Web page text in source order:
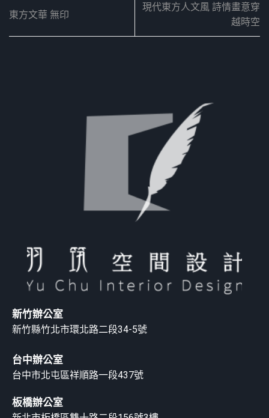
東方文華 無印
現代東方人文風 詩情畫意穿
越時空
新竹辦公室
新竹縣竹北市環北路二段34-5號
台中辦公室
台中市北屯區祥順路一段437號
板橋辦公室